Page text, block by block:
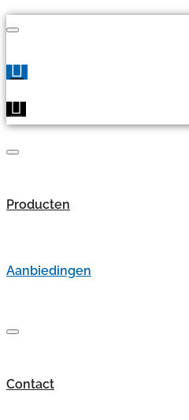
Producten
Aanbiedingen
Contact